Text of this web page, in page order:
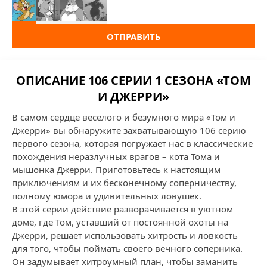
ОТПРАВИТЬ
ОПИСАНИЕ 106 СЕРИИ 1 СЕЗОНА «ТОМ
И ДЖЕРРИ»
В самом сердце веселого и безумного мира «Том и
Джерри» вы обнаружите захватывающую 106 серию
первого сезона, которая погружает нас в классические
похождения неразлучных врагов – кота Тома и
мышонка Джерри. Приготовьтесь к настоящим
приключениям и их бесконечному соперничеству,
полному юмора и удивительных ловушек.
В этой серии действие разворачивается в уютном
доме, где Том, уставший от постоянной охоты на
Джерри, решает использовать хитрость и ловкость
для того, чтобы поймать своего вечного соперника.
Он задумывает хитроумный план, чтобы заманить